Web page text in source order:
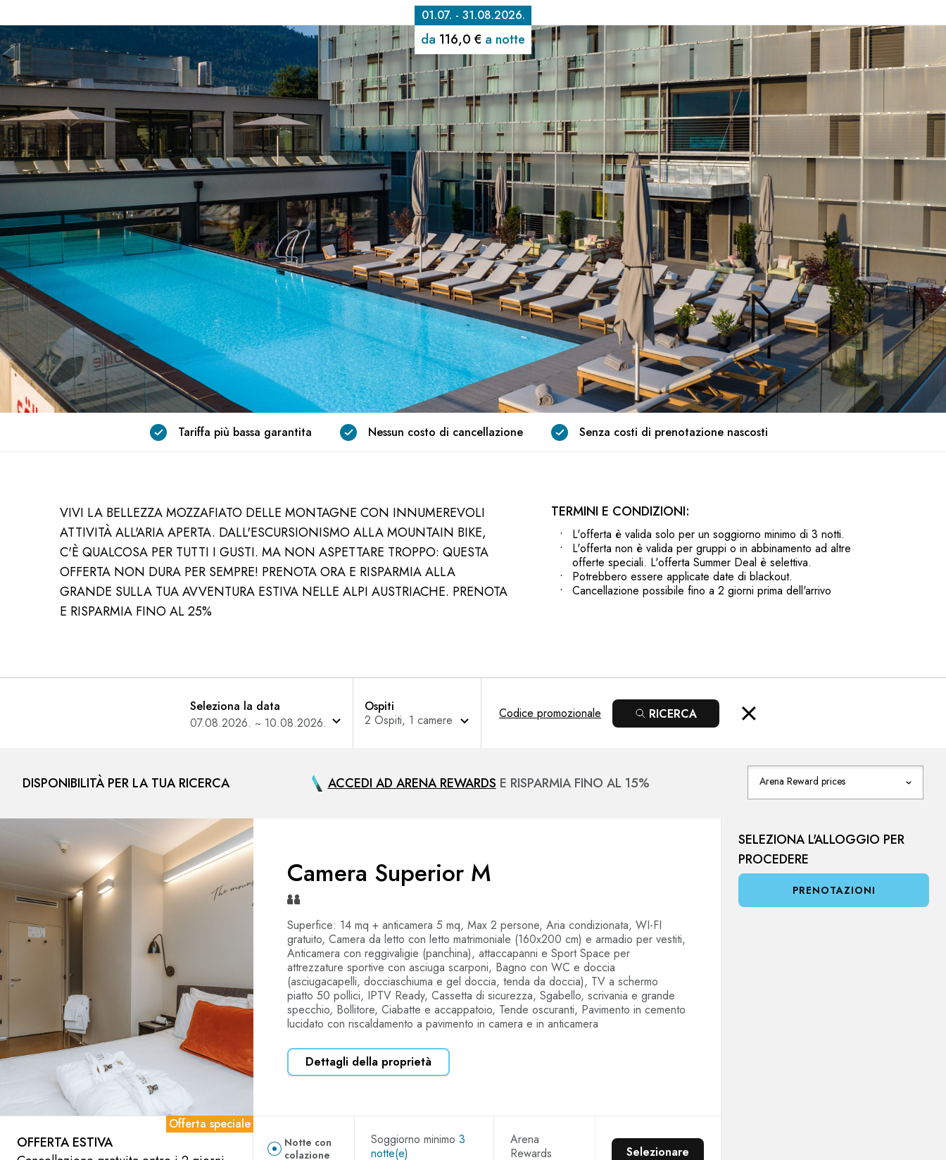
01.07. - 31.08.2026.
da 116,0 € a notte
Tariffa più bassa garantita Nessun costo di cancellazione Senza costi di prenotazione nascosti
VIVI LA BELLEZZA MOZZAFIATO DELLE MONTAGNE CON INNUMEREVOLI
ATTIVITÀ ALL'ARIA APERTA. DALL'ESCURSIONISMO ALLA MOUNTAIN BIKE,
C'È QUALCOSA PER TUTTI I GUSTI. MA NON ASPETTARE TROPPO: QUESTA
OFFERTA NON DURA PER SEMPRE! PRENOTA ORA E RISPARMIA ALLA
GRANDE SULLA TUA AVVENTURA ESTIVA NELLE ALPI AUSTRIACHE. PRENOTA
E RISPARMIA FINO AL 25%
TERMINI E CONDIZIONI:
L'offerta è valida solo per un soggiorno minimo di 3 notti.
L'offerta non è valida per gruppi o in abbinamento ad altre
offerte speciali. L'offerta Summer Deal è selettiva.
Potrebbero essere applicate date di blackout.
Cancellazione possibile fino a 2 giorni prima dell'arrivo
Seleziona la data Ospiti Codice promozionale RICERCA
ACCEDI AD ARENA REWARDS E RISPARMIA FINO AL 15% Arena Reward prices
DISPONIBILITÀ PER LA TUA RICERCA
Camera Superior M
Superfice: 14 mq + anticamera 5 mq, Max 2 persone, Aria condizionata, WI-FI
gratuito, Camera da letto con letto matrimoniale (160x200 cm) e armadio per vestiti,
Anticamera con reggivaligie (panchina), attaccapanni e Sport Space per
attrezzature sportive con asciuga scarponi, Bagno con WC e doccia
(asciugacapelli, docciaschiuma e gel doccia, tenda da doccia), TV a schermo
piatto 50 pollici, IPTV Ready, Cassetta di sicurezza, Sgabello, scrivania e grande
specchio, Bollitore, Ciabatte e accappatoio, Tende oscuranti, Pavimento in cemento
lucidato con riscaldamento a pavimento in camera e in anticamera
Dettagli della proprietà
OFFERTA ESTIVA
Offerta speciale
Soggiorno minimo 3
notte(e)
Arena
Rewards
Notte con
colazione
Selezionare
SELEZIONA L'ALLOGGIO PER
PROCEDERE
PRENOTAZIONI